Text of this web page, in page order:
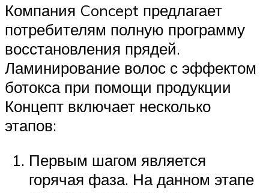
Компания Concept предлагает
потребителям полную программу
восстановления прядей.
Ламинирование волос с эффектом
ботокса при помощи продукции
Концепт включает несколько
этапов:
Первым шагом является
горячая фаза. На данном этапе